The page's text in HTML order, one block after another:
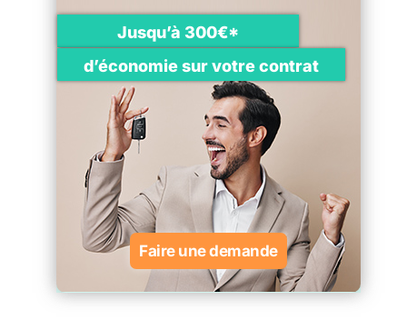
Jusqu’à 300€*
d’économie sur votre contrat
Faire une demande